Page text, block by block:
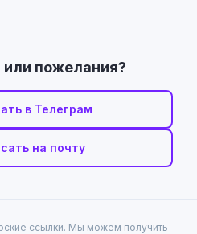
пожелания?
в Телеграм
на почту
ссылки. Мы можем получить